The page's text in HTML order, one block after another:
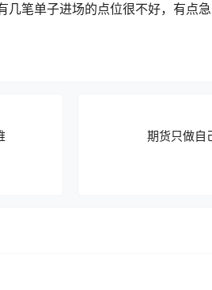
笔单子进场的点位很不好，有点
期货只做自